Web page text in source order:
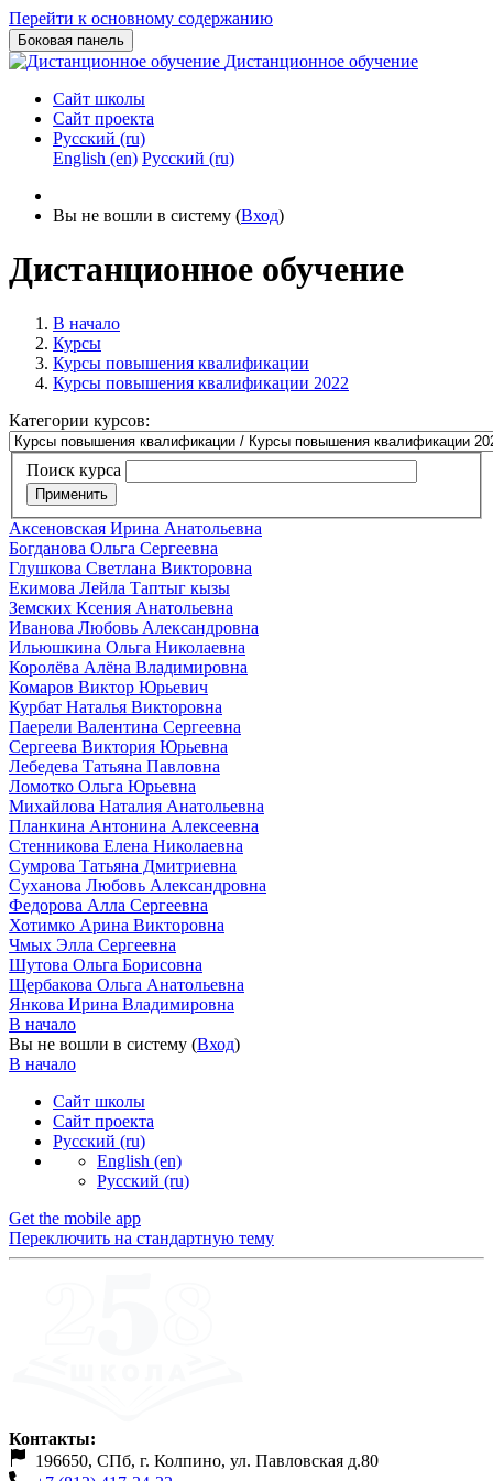
Перейти к основному содержанию
Боковая панель
Дистанционное обучение
Сайт школы
Сайт проекта
Русский ‎(ru)‎
English ‎(en)‎ Русский ‎(ru)‎
Вы не вошли в систему (Вход)
Дистанционное обучение
В начало
Курсы
Курсы повышения квалификации
Курсы повышения квалификации 2022
Категории курсов:
Поиск курса
Применить
Аксеновская Ирина Анатольевна
Богданова Ольга Сергеевна
Глушкова Светлана Викторовна
Екимова Лейла Таптыг кызы
Земских Ксения Анатольевна
Иванова Любовь Александровна
Ильюшкина Ольга Николаевна
Королёва Алёна Владимировна
Комаров Виктор Юрьевич
Курбат Наталья Викторовна
Паерели Валентина Сергеевна
Сергеева Виктория Юрьевна
Лебедева Татьяна Павловна
Ломотко Ольга Юрьевна
Михайлова Наталия Анатольевна
Планкина Антонина Алексеевна
Стенникова Елена Николаевна
Сумрова Татьяна Дмитриевна
Суханова Любовь Александровна
Федорова Алла Сергеевна
Хотимко Арина Викторовна
Чмых Элла Сергеевна
Шутова Ольга Борисовна
Щербакова Ольга Анатольевна
Янкова Ирина Владимировна
В начало
Вы не вошли в систему (Вход)
В начало
Сайт школы
Сайт проекта
Русский ‎(ru)‎
English ‎(en)‎
Русский ‎(ru)‎
Get the mobile app
Переключить на стандартную тему
Контакты:
196650, СПб, г. Колпино, ул. Павловская д.80